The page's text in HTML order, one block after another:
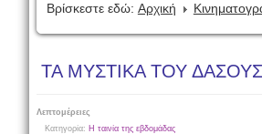
Βρίσκεστε εδώ: Αρχική
ΤΑ ΜΥΣΤΙΚΑ ΤΟΥ ΔΑΣΟΥΣ
Λεπτομέρειες
Κατηγορία: Η ταινία της εβδομάδας